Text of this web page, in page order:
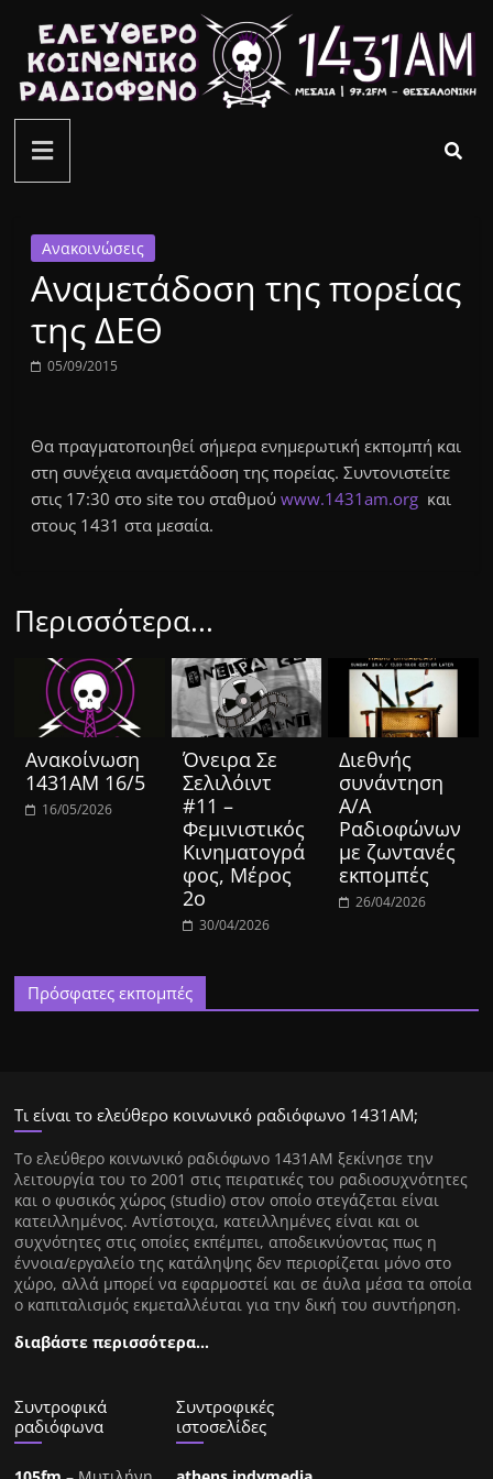
περιεχόμενο
ελεύθερο
κοινωνικό
ραδιόφωνο
1431AM
Ανακοινώσεις
Αναμετάδοση της πορείας
της ΔΕΘ
05/09/2015
Θα πραγματοποιηθεί σήμερα ενημερωτική εκπομπή και
στη συνέχεια αναμετάδοση της πορείας. Συντονιστείτε
στις 17:30 στο site του σταθμούwww.1431am.org και
στους 1431 στα μεσαία.
Περισσότερα...
Ανακοίνωση
1431ΑΜ 16/5
16/05/2026
Όνειρα Σε
Σελιλόιντ
#11 –
Φεμινιστικός
Κινηματογρά
φος, Μέρος
2ο
30/04/2026
Διεθνής
συνάντηση
Α/Α
Ραδιοφώνων
με ζωντανές
εκπομπές
26/04/2026
Πρόσφατες εκπομπές
Τι είναι το ελεύθερο κοινωνικό ραδιόφωνο 1431ΑΜ;
Tο ελεύθερο κοινωνικό ραδιόφωνο 1431AM ξεκίνησε την
λειτουργία του το 2001 στις πειρατικές του ραδιοσυχνότητες
και ο φυσικός χώρος (studio) στον οποίο στεγάζεται είναι
κατειλλημένος. Αντίστοιχα, κατειλλημένες είναι και οι
συχνότητες στις οποίες εκπέμπει, αποδεικνύοντας πως η
έννοια/εργαλείο της κατάληψης δεν περιορίζεται μόνο στο
χώρο, αλλά μπορεί να εφαρμοστεί και σε άυλα μέσα τα οποία
ο καπιταλισμός εκμεταλλέυται για την δική του συντήρηση.
διαβάστε περισσότερα…
Συντροφικά
ραδιόφωνα
Συντροφικές
ιστοσελίδες